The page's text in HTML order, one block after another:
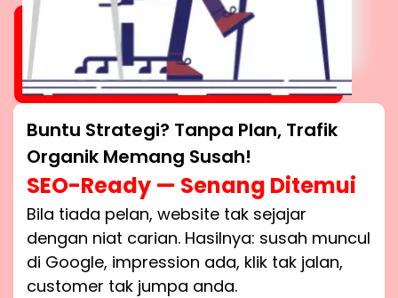
Buntu Strategi? Tanpa Plan, Trafik
Organik Memang Susah!
SEO-Ready — Senang Ditemui
Bila tiada pelan, website tak sejajar
dengan niat carian. Hasilnya: susah muncul
di Google, impression ada, klik tak jalan,
customer tak jumpa anda.